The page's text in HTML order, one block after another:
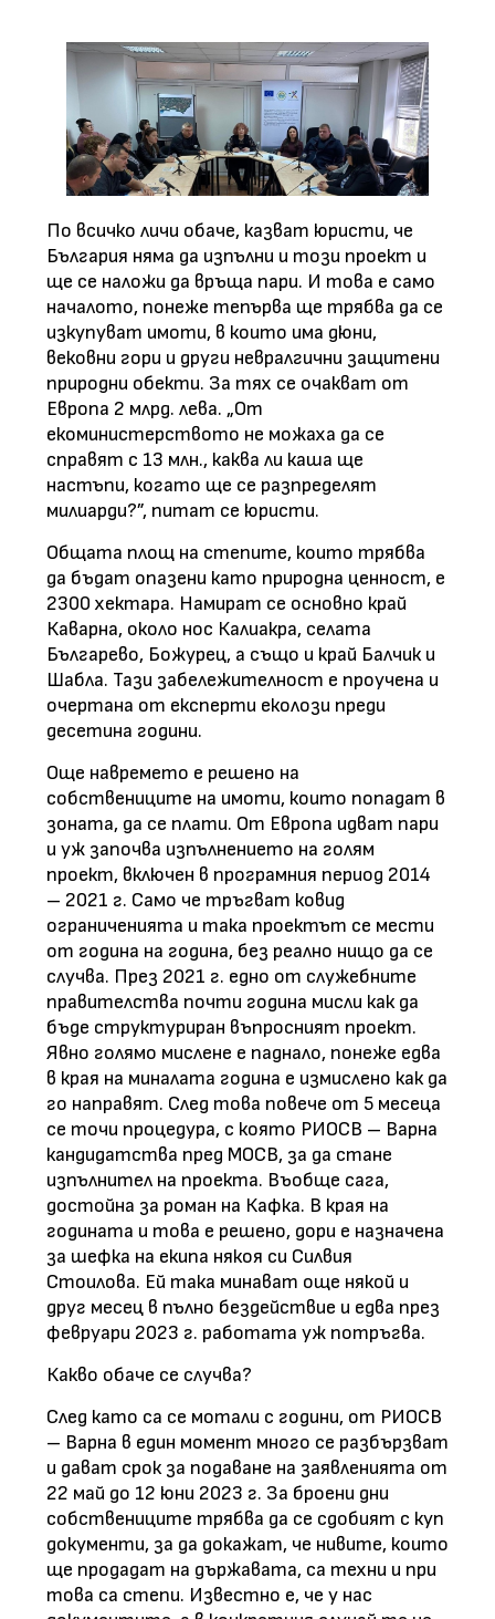
По всичко личи обаче, казват юристи, че
България няма да изпълни и този проект и
ще се наложи да връща пари. И това е само
началото, понеже тепърва ще трябва да се
изкупуват имоти, в които има дюни,
вековни гори и други невралгични защитени
природни обекти. За тях се очакват от
Европа 2 млрд. лева. „От
екоминистерството не можаха да се
справят с 13 млн., каква ли каша ще
настъпи, когато ще се разпределят
милиарди?”, питат се юристи.
Общата площ на степите, които трябва
да бъдат опазени като природна ценност, е
2300 хектара. Намират се основно край
Каварна, около нос Калиакра, селата
Българево, Божурец, а също и край Балчик и
Шабла. Тази забележителност е проучена и
очертана от експерти еколози преди
десетина години.
Още навремето е решено на
собствениците на имоти, които попадат в
зоната, да се плати. От Европа идват пари
и уж започва изпълнението на голям
проект, включен в програмния период 2014
– 2021 г. Само че тръгват ковид
ограниченията и така проектът се мести
от година на година, без реално нищо да се
случва. През 2021 г. едно от служебните
правителства почти година мисли как да
бъде структуриран въпросният проект.
Явно голямо мислене е паднало, понеже едва
в края на миналата година е измислено как да
го направят. След това повече от 5 месеца
се точи процедура, с която РИОСВ – Варна
кандидатства пред МОСВ, за да стане
изпълнител на проекта. Въобще сага,
достойна за роман на Кафка. В края на
годината и това е решено, дори е назначена
за шефка на екипа някоя си Силвия
Стоилова. Ей така минават още някой и
друг месец в пълно бездействие и едва през
февруари 2023 г. работата уж потръгва.
Какво обаче се случва?
След като са се мотали с години, от РИОСВ
– Варна в един момент много се разбързват
и дават срок за подаване на заявленията от
22 май до 12 юни 2023 г. За броени дни
собствениците трябва да се сдобият с куп
документи, за да докажат, че нивите, които
ще продадат на държавата, са техни и при
това са степи. Известно е, че у нас